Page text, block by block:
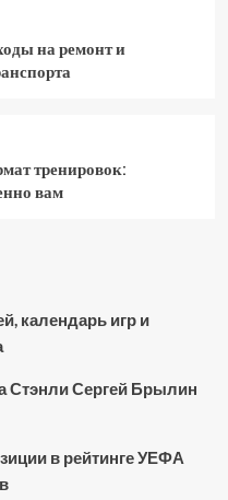
на ремонт и
тренировок:
вам
календарь игр и
Стэнли Сергей Брылин
в рейтинге УЕФА